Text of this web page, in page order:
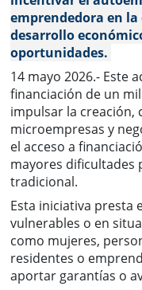
emprendedora en
desarrollo
oportunidades.
14 mayo 2026.- Este
financiación de un
impulsar la creación,
microempresas y
el acceso a
mayores dificultades
tradicional.
Esta iniciativa presta
vulnerables o en
como mujeres,
residentes o
aportar garantías o